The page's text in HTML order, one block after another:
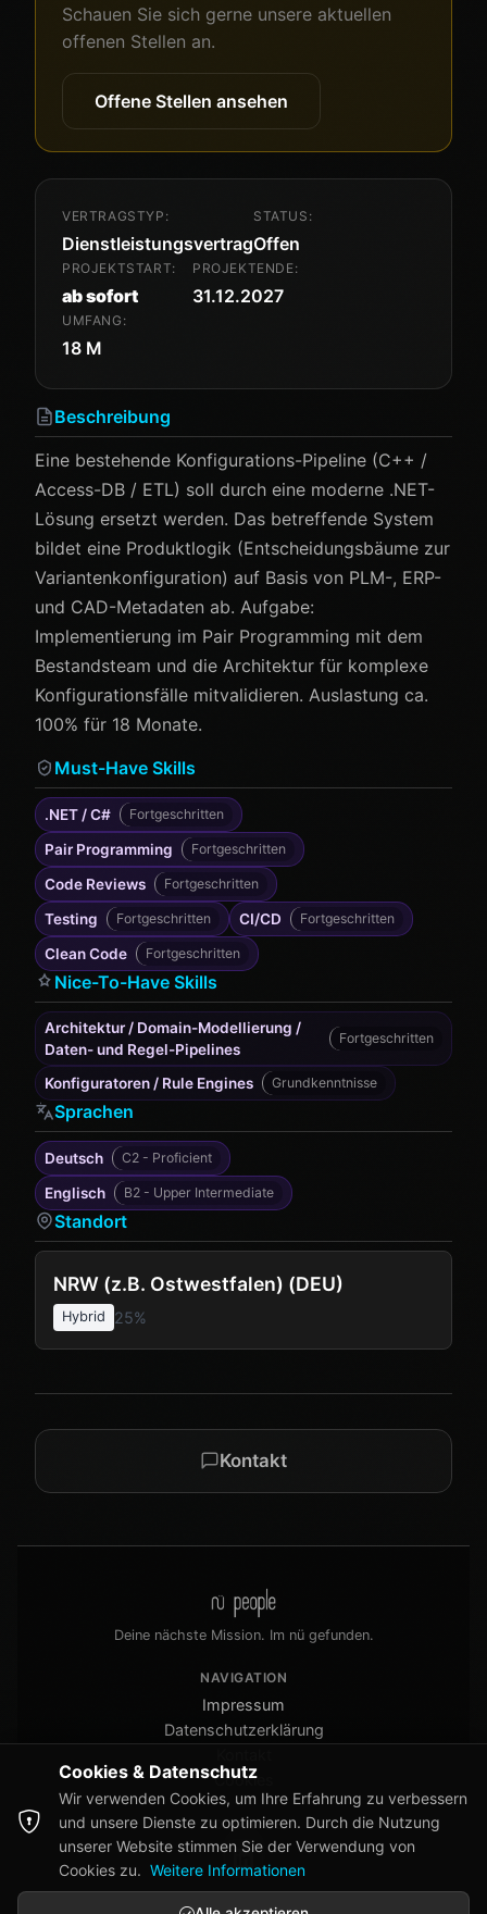
Schauen Sie sich gerne unsere aktuellen
offenen Stellen an.
Offene Stellen ansehen
VERTRAGSTYP:
Dienstleistungsvertrag
STATUS:
Offen
PROJEKTSTART:
ab sofort
PROJEKTENDE:
31.12.2027
UMFANG:
18 M
Beschreibung
Eine bestehende Konfigurations-Pipeline (C++ /
Access-DB / ETL) soll durch eine moderne .NET-
Lösung ersetzt werden. Das betreffende System
bildet eine Produktlogik (Entscheidungsbäume zur
Variantenkonfiguration) auf Basis von PLM-, ERP-
und CAD-Metadaten ab. Aufgabe:
Implementierung im Pair Programming mit dem
Bestandsteam und die Architektur für komplexe
Konfigurationsfälle mitvalidieren. Auslastung ca.
100% für 18 Monate.
Must-Have Skills
.NET / C# Fortgeschritten
Pair Programming Fortgeschritten
Code Reviews Fortgeschritten
Testing Fortgeschritten CI/CD Fortgeschritten
Clean Code Fortgeschritten
Nice-To-Have Skills
Architektur / Domain-Modellierung /
Daten- und Regel-Pipelines
Fortgeschritten
Konfiguratoren / Rule Engines Grundkenntnisse
Sprachen
Deutsch C2 - Proficient
Englisch B2 - Upper Intermediate
Standort
NRW (z.B. Ostwestfalen) (DEU)
Hybrid 25%
Kontakt
Deine nächste Mission. Im nü gefunden.
NAVIGATION
Impressum
Datenschutzerklärung
Cookies
FOLLOWUS
Cookies & Datenschutz
Wir verwenden Cookies, um Ihre Erfahrung zu verbessern
und unsere Dienste zu optimieren. Durch die Nutzung
unserer Website stimmen Sie der Verwendung von
Cookies zu. Weitere Informationen